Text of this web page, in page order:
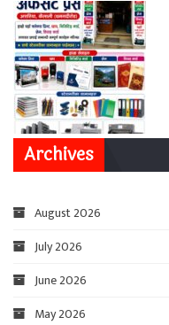
Archives
August 2026
July 2026
June 2026
May 2026